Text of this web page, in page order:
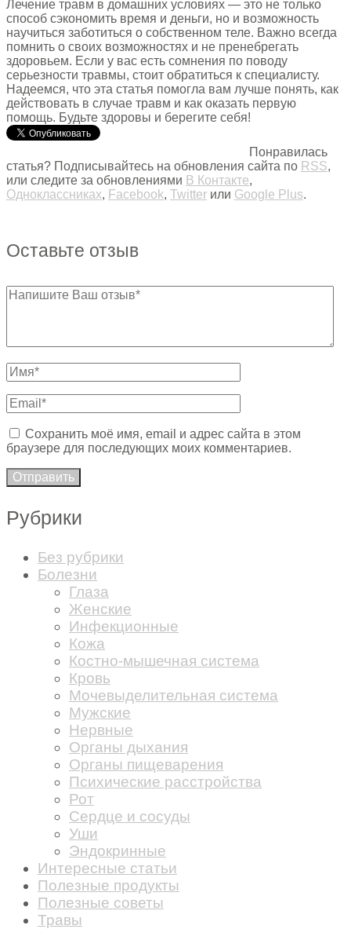
Лечение травм в домашних условиях — это не только
способ сэкономить время и деньги, но и возможность
научиться заботиться о собственном теле. Важно всегда
помнить о своих возможностях и не пренебрегать
здоровьем. Если у вас есть сомнения по поводу
серьезности травмы, стоит обратиться к специалисту.
Надеемся, что эта статья помогла вам лучше понять, как
действовать в случае травм и как оказать первую
помощь. Будьте здоровы и берегите себя!
Понравилась
статья? Подписывайтесь на обновления сайта по RSS,
или следите за обновлениями В Контакте,
Одноклассниках, Facebook, Twitter или Google Plus.
Оставьте отзыв
Сохранить моё имя, email и адрес сайта в этом
браузере для последующих моих комментариев.
Рубрики
Без рубрики
Болезни
Глаза
Женские
Инфекционные
Кожа
Костно-мышечная система
Кровь
Мочевыделительная система
Мужские
Нервные
Органы дыхания
Органы пищеварения
Психические расстройства
Рот
Сердце и сосуды
Уши
Эндокринные
Интересные статьи
Полезные продукты
Полезные советы
Травы